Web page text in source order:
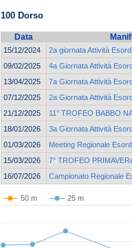
100 Dorso
Data
15/12/2024
2a giornata Attività
09/02/2025
4a Giornata Attività
13/04/2025
7a Giornata Attività
07/12/2025
2a Giornata Attività
21/12/2025
11° TROFEO BABBO
18/01/2026
3a Giornata Attività
01/03/2026
Meeting Regionale
15/03/2026
7° TROFEO
16/07/2026
Campionato Regionale
50 m 25 m